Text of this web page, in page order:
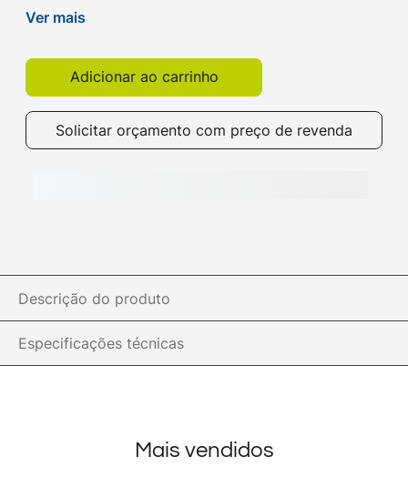
de 203dpi, velocidade de impressão de 100mm/s.
Ver mais
Adicionar ao carrinho
Solicitar orçamento com preço de revenda
Descrição do produto
Especificações técnicas
Mais vendidos